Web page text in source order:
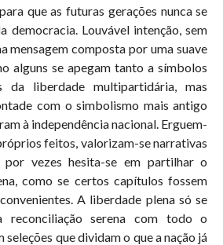
que as futuras gerações nunca se
democracia. Louvável intenção, sem
mensagem composta por uma suave
alguns se apegam tanto a símbolos
da liberdade multipartidária, mas
com o simbolismo mais antigo
à independência nacional. Erguem-
feitos, valorizam-se narrativas
por vezes hesita-se em partilhar o
como se certos capítulos fossem
A liberdade plena só se
reconciliação serena com todo o
seleções que dividam o que a nação já